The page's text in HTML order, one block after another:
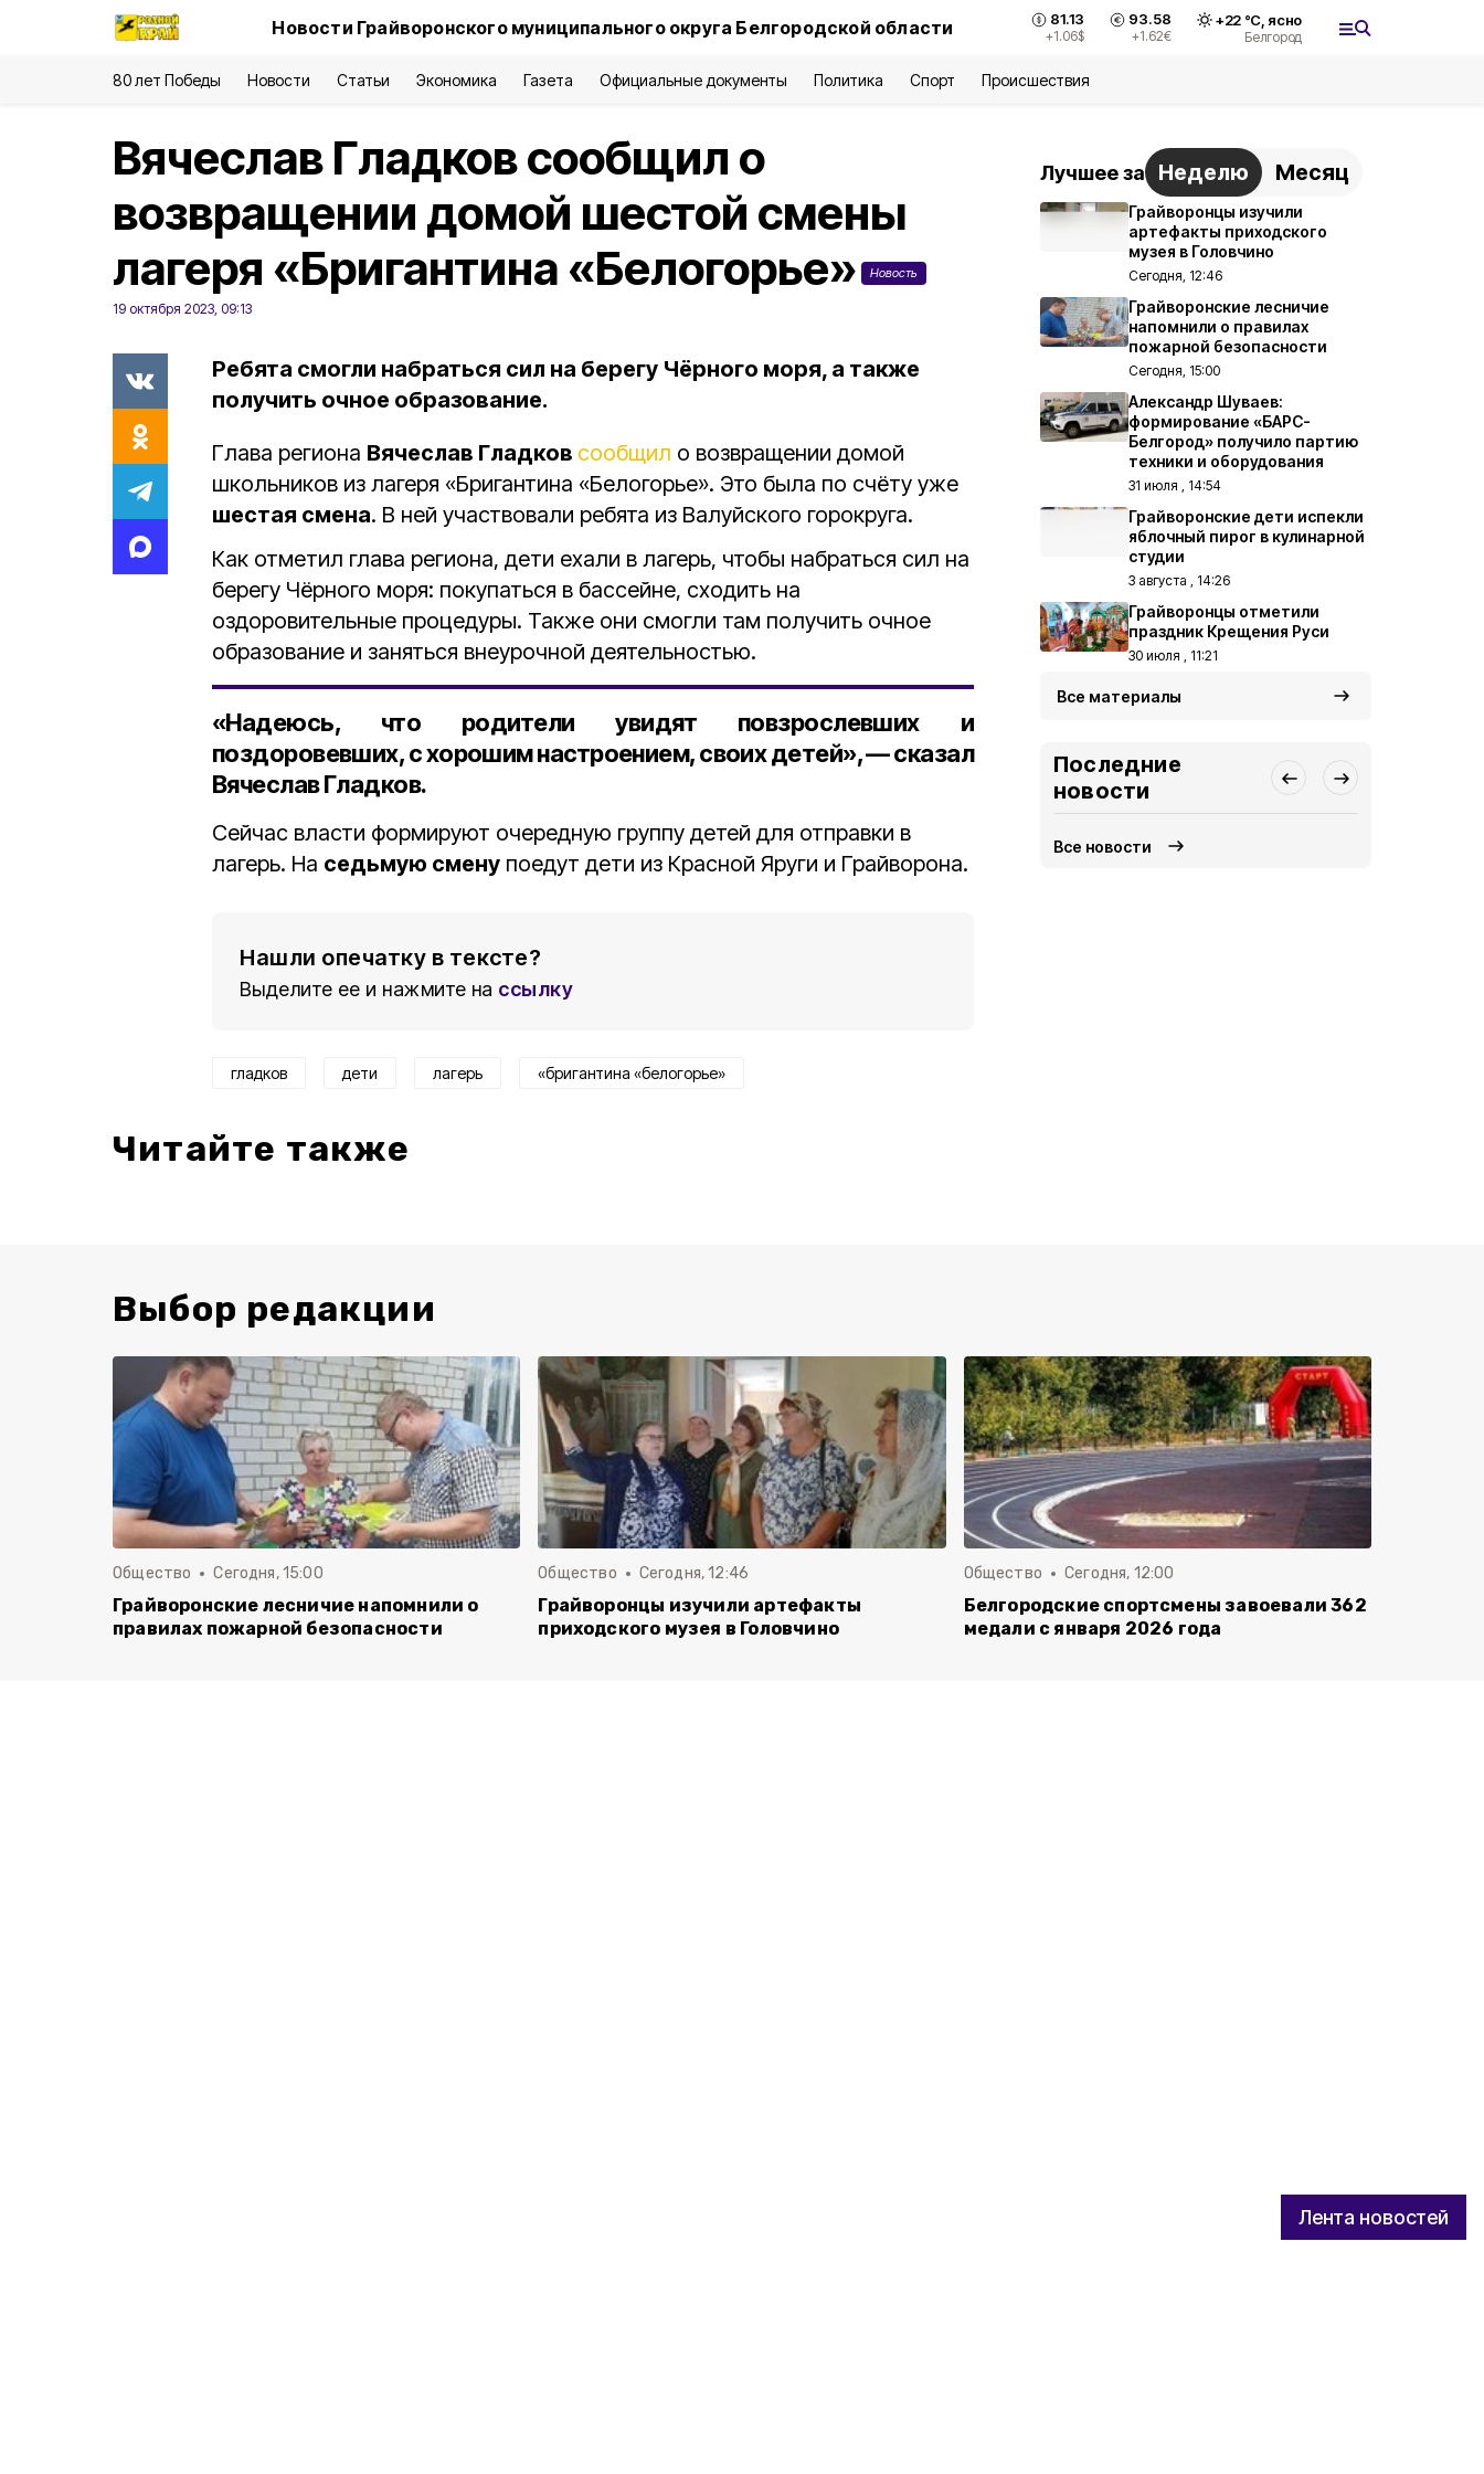
Новости Грайворонского муниципального округа Белгородской области 81.13
+1.06$
93.58
+1.62€
+22°С, ясно
Белгород
80 лет Победы Новости Статьи Экономика Газета Официальные документы Политика Спорт Происшествия
Лента новостей
Вячеслав Гладков сообщил о
возвращении домой шестой смены
лагеря «Бригантина «Белогорье»
Новость
19 октября 2023, 09:13
Ребята смогли набраться сил на берегу Чёрного моря, а также
получить очное образование.
Глава региона Вячеслав Гладков сообщил о возвращении домой
школьников из лагеря «Бригантина «Белогорье». Это была по счёту уже
шестая смена. В ней участвовали ребята из Валуйского горокруга.
Как отметил глава региона, дети ехали в лагерь, чтобы набраться сил на
берегу Чёрного моря: покупаться в бассейне, сходить на
оздоровительные процедуры. Также они смогли там получить очное
образование и заняться внеурочной деятельностью.
«Надеюсь, что родители увидят повзрослевших и
поздоровевших, с хорошим настроением, своих детей», — сказал
Вячеслав Гладков.
Сейчас власти формируют очередную группу детей для отправки в
лагерь. На седьмую смену поедут дети из Красной Яруги и Грайворона.
Нашли опечатку в тексте?
Выделите ее и нажмите на ссылку
гладков дети лагерь «бригантина «белогорье»
Читайте также
Лучшее за Неделю Месяц
Грайворонцы изучили
артефакты приходского
музея в Головчино
Сегодня, 12:46
Грайворонские лесничие
напомнили о правилах
пожарной безопасности
Сегодня, 15:00
Александр Шуваев:
формирование «БАРС-
Белгород» получило партию
техники и оборудования
31 июля , 14:54
Грайворонские дети испекли
яблочный пирог в кулинарной
студии
3 августа , 14:26
Грайворонцы отметили
праздник Крещения Руси
30 июля , 11:21
Все материалы
Последние
новости
Все новости
Выбор редакции
Общество Сегодня, 15:00
Грайворонские лесничие напомнили о
правилах пожарной безопасности
Общество Сегодня, 12:46
Грайворонцы изучили артефакты
приходского музея в Головчино
Общество Сегодня, 12:00
Белгородские спортсмены завоевали 362
медали с января 2026 года